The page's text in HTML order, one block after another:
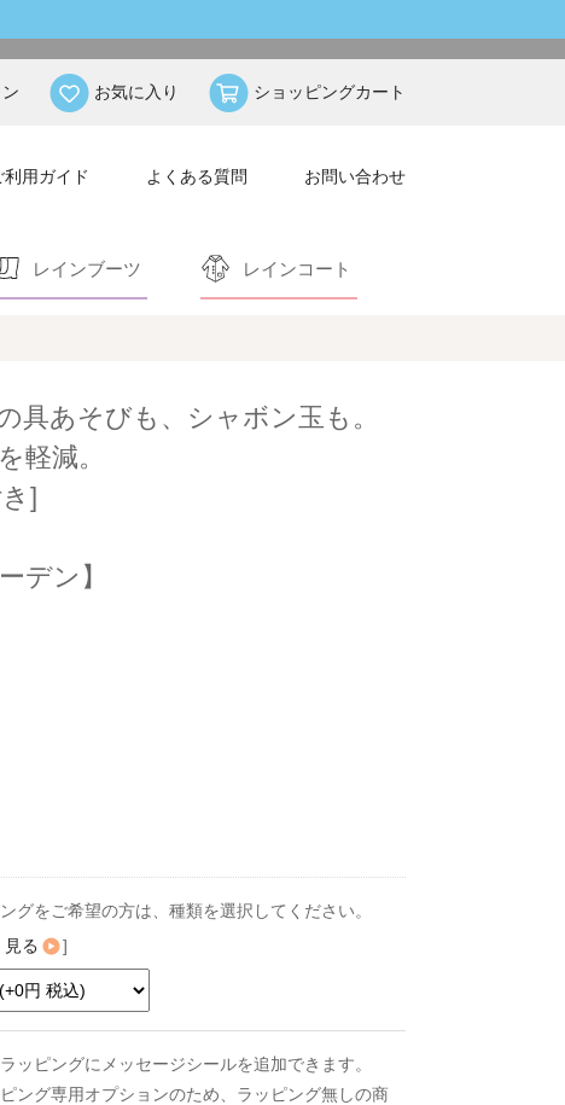
お気に入り ショッピングカート
利用ガイド よくある質問 お問い合わせ
レインブーツ レインコート
具あそびも、シャボン玉も。
軽減。
]
デン】
グをご希望の方は、種類を選択してください。
る ]
ッピングにメッセージシールを追加できます。
ピング専用オプションのため、ラッピング無しの商